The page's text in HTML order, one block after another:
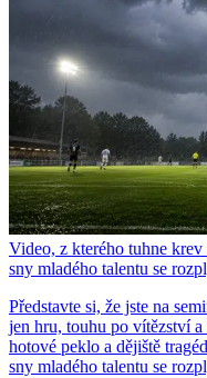
Video, z kterého tuhne
sny mladého talentu se
Představte si, že jste na
jen hru, touhu po vítězství
hotové peklo a dějiště
sny mladého talentu se